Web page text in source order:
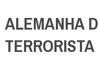
ALEMANHA
TERRORISTA